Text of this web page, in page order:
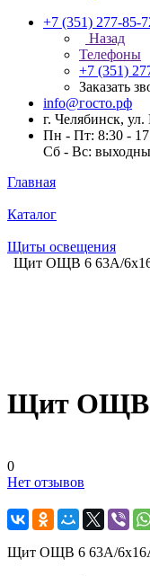
+7 (351) 277-85-
Назад
Телефоны
+7 (351)
Заказать
info@госто.рф
г. Челябинск,
Пн - Пт: 8:30 -
Сб - Вс:
Главная
Каталог
Щиты освещения
Щит ОЩВ 6 63А/
Щит ОЩВ
0
Нет отзывов
Щит ОЩВ 6 63А/